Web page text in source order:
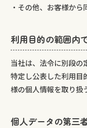
・その他、お客様か
利用目的の範囲内
当社は、法令に別段の
特定し公表した利用目
様の個人情報を取り扱
個人データの第三